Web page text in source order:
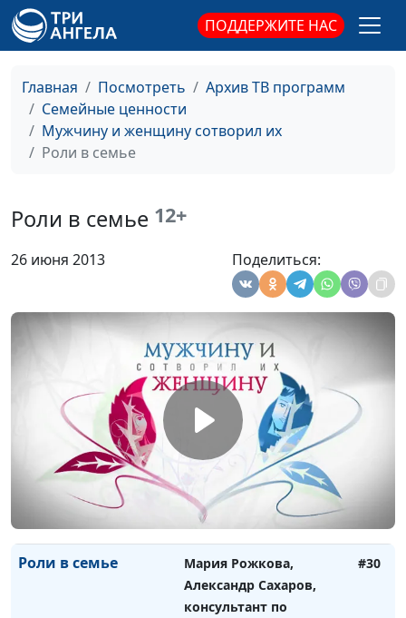
ПОДДЕРЖИТЕ НАС
Главная Посмотреть
Архив ТВ программ
Семейные ценности
Мужчину и женщину сотворил их
Роли в семье
Роли в семье 12+
26 июня 2013 Поделиться:
взаимоотношениям
Александр Сахаров,
консультант по
семейным
родители
Александр Сахаров,
семейным
взаимоотношениям
Типичные ошибки
супругов
Мария Рожкова,
Александр Сахаров,
консультант по
семейным
взаимоотношениям
#32
Родители и дети:
друзья или враги?
Мария Рожкова,
Александр Сахаров,
консультант по
семейным
взаимоотношениям
Роли в семье
Мария Рожкова,
Александр Сахаров,
консультант по
#30